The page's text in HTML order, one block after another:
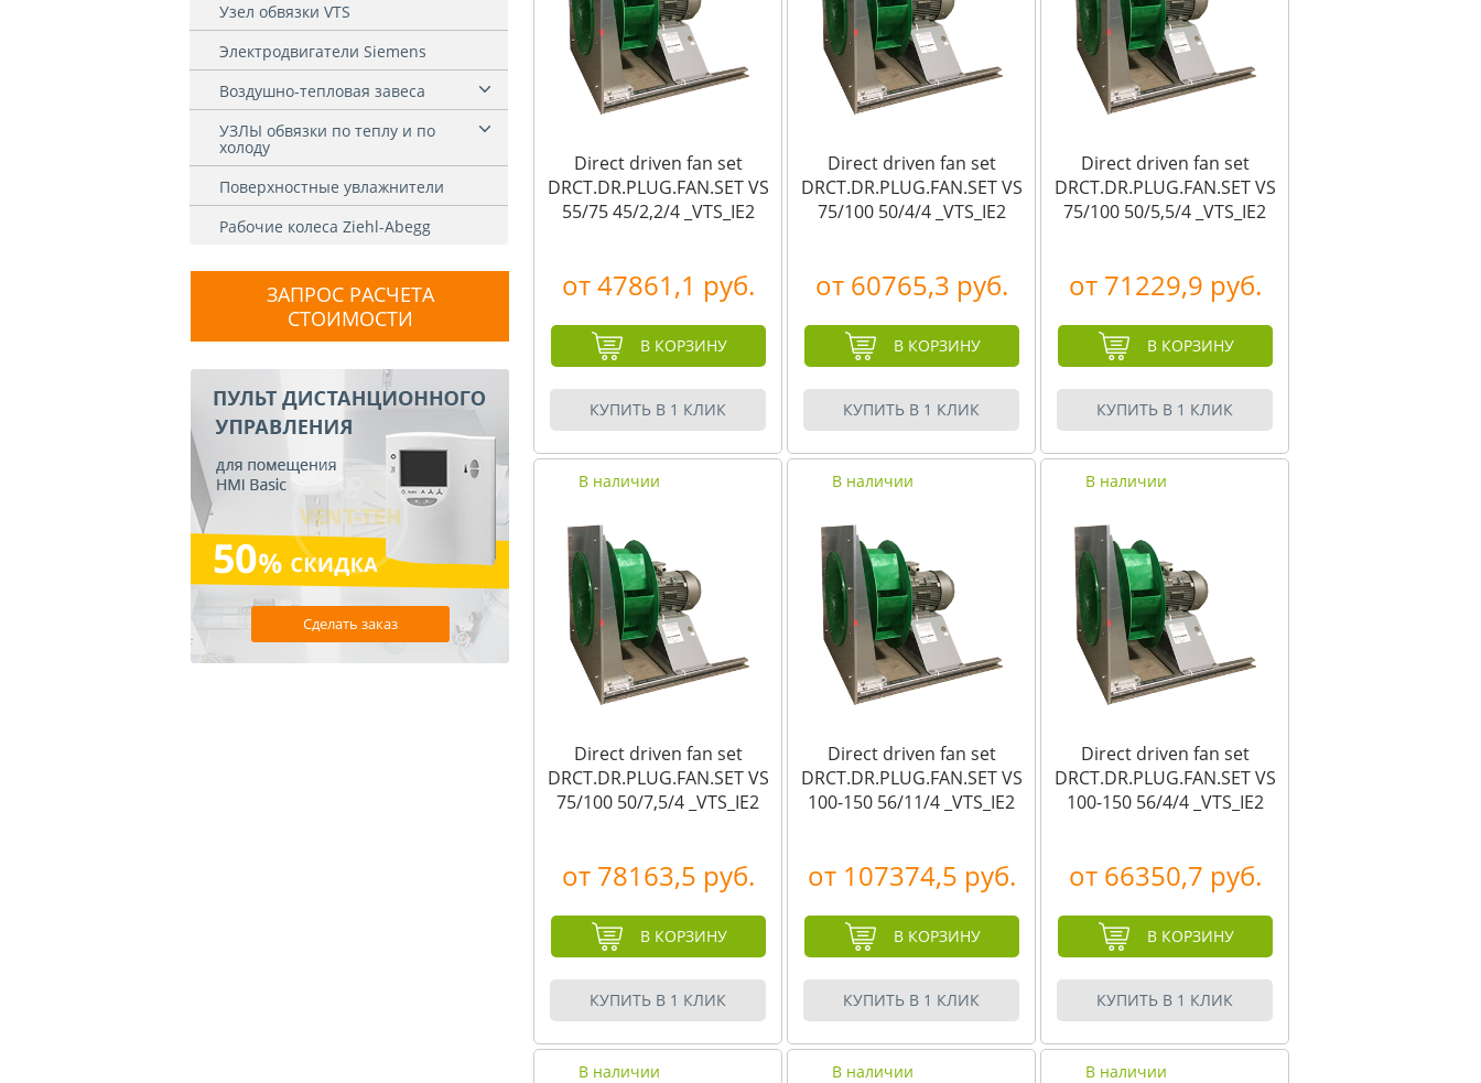
Узел обвязки VTS
Электродвигатели Siemens
Воздушно-тепловая завеса
УЗЛЫ обвязки по теплу и по
холоду
Поверхностные увлажнители
Рабочие колеса Ziehl-Abegg
ЗАПРОС РАСЧЕТА
СТОИМОСТИ
Сделать заказ
Direct driven fan set
DRCT.DR.PLUG.FAN.SET VS
55/75 45/2,2/4 _VTS_IE2
от 47861,1 руб.
В КОРЗИНУ
КУПИТЬ В 1 КЛИК
Direct driven fan set
DRCT.DR.PLUG.FAN.SET VS
75/100 50/4/4 _VTS_IE2
от 60765,3 руб.
В КОРЗИНУ
КУПИТЬ В 1 КЛИК
Direct driven fan set
DRCT.DR.PLUG.FAN.SET VS
75/100 50/5,5/4 _VTS_IE2
от 71229,9 руб.
В КОРЗИНУ
КУПИТЬ В 1 КЛИК
В наличии
Direct driven fan set
DRCT.DR.PLUG.FAN.SET VS
75/100 50/7,5/4 _VTS_IE2
от 78163,5 руб.
В КОРЗИНУ
КУПИТЬ В 1 КЛИК
В наличии
Direct driven fan set
DRCT.DR.PLUG.FAN.SET VS
100-150 56/11/4 _VTS_IE2
от 107374,5 руб.
В КОРЗИНУ
КУПИТЬ В 1 КЛИК
В наличии
Direct driven fan set
DRCT.DR.PLUG.FAN.SET VS
100-150 56/4/4 _VTS_IE2
от 66350,7 руб.
В КОРЗИНУ
КУПИТЬ В 1 КЛИК
В наличии В наличии В наличии